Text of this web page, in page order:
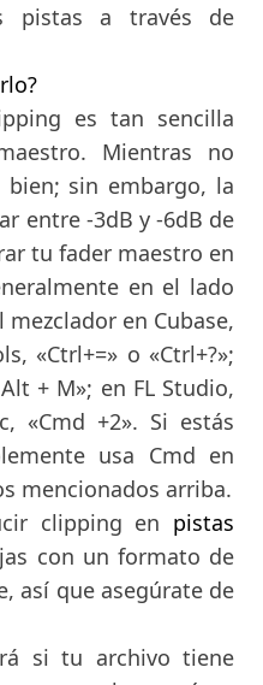
pistas a través de
es tan sencilla
Mientras no
sin embargo, la
entre -3dB y -6dB de
tu fader maestro en
en el lado
en Cubase,
«Ctrl+=» o «Ctrl+?»;
+ M»; en FL Studio,
«Cmd +2». Si estás
usa Cmd en
mencionados arriba.
clipping en pistas
con un formato de
así que asegúrate de
si tu archivo tiene